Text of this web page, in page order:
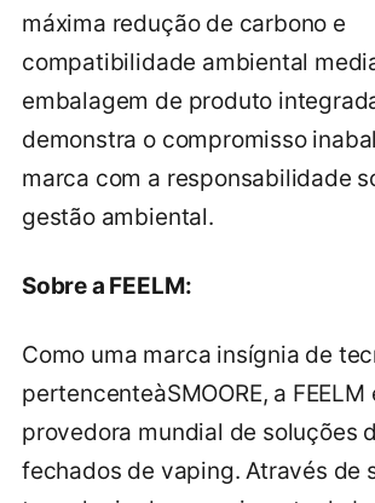
máxima redução de carbono e
compatibilidade ambiental
embalagem de produto
demonstra o compromisso
marca com a responsabilidade
gestão ambiental.
Sobre a FEELM:
Como uma marca insígnia de
pertencenteàSMOORE, a
provedora mundial de soluções
fechados de vaping. Através de